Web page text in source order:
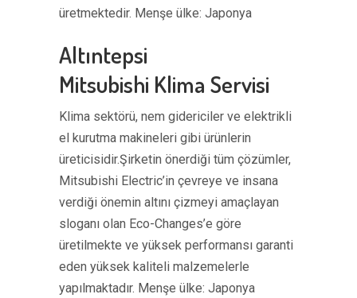
üretmektedir. Menşe ülke: Japonya
Altıntepsi
Mitsubishi Klima Servisi
Klima sektörü, nem gidericiler ve elektrikli
el kurutma makineleri gibi ürünlerin
üreticisidir.Şirketin önerdiği tüm çözümler,
Mitsubishi Electric’in çevreye ve insana
verdiği önemin altını çizmeyi amaçlayan
sloganı olan Eco-Changes’e göre
üretilmekte ve yüksek performansı garanti
eden yüksek kaliteli malzemelerle
yapılmaktadır. Menşe ülke: Japonya